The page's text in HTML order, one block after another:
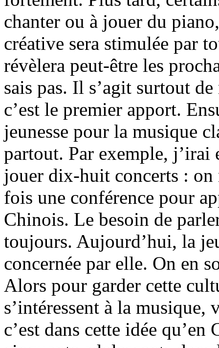
chanter ou à jouer du
créative sera stimulée par
révèlera peut-être les
sais pas. Il s’agit surtout
c’est le premier apport.
jeunesse pour la musique
partout. Par exemple,
jouer dix-huit concerts : on
fois une conférence pour
Chinois. Le besoin de
toujours. Aujourd’hui, la
concernée par elle. On en
Alors pour garder cette
s’intéressent à la
c’est dans cette idée